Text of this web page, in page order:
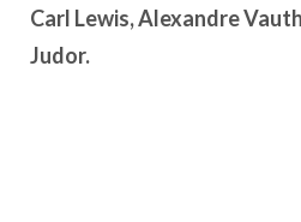
Carl Lewis, Alexandre
Judor.